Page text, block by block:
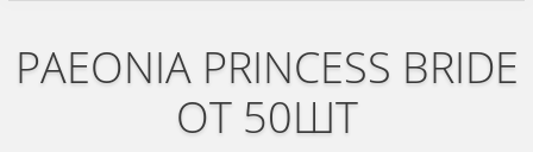
PAEONIA PRINCESS BRIDE
ОТ 50ШТ